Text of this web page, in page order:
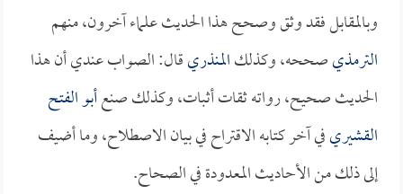
وبالمقابل فقد وثق وصحح هذا الحديث علماء آخرون، منهم
الترمذيصححه، وكذلكالمنذريقال: الصواب عندي أن هذا
الحديث صحيح، رواته ثقات أثبات، وكذلك صنعأبو الفتح
القشيريفي آخر كتابه الاقتراح في بيان الاصطلاح، وما أضيف
إلى ذلك من الأحاديث المعدودة في الصحاح.